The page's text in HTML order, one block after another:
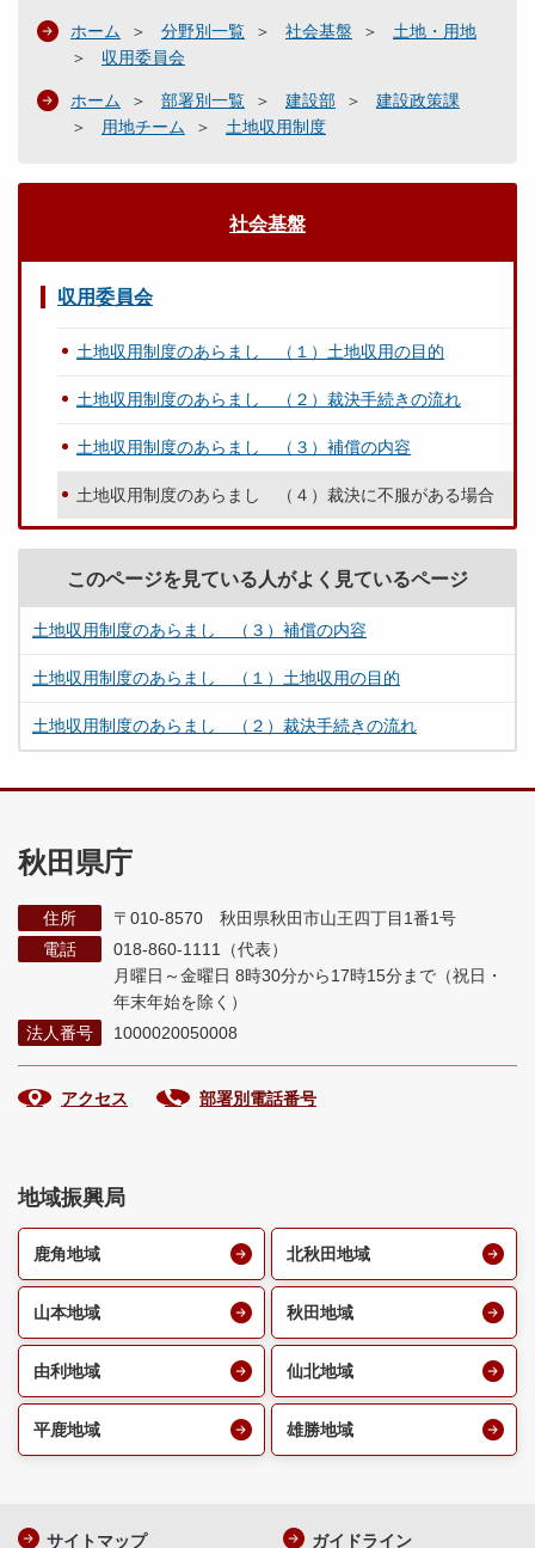
ホーム 分野別一覧 社会基盤
土地・用地
収用委員会
ホーム 部署別一覧 建設部
建設政策課
用地チーム
土地収用制度
社会基盤
収用委員会
土地収用制度のあらまし （１）土地収用の目的
土地収用制度のあらまし （２）裁決手続きの流れ
土地収用制度のあらまし （３）補償の内容
土地収用制度のあらまし （４）裁決に不服がある場合
このページを見ている人がよく見ているページ
土地収用制度のあらまし （３）補償の内容
土地収用制度のあらまし （１）土地収用の目的
土地収用制度のあらまし （２）裁決手続きの流れ
秋田県庁
住所
〒010-8570 秋田県秋田市山王四丁目1番1号
電話
018-860-1111（代表）
月曜日～金曜日 8時30分から17時15分まで （祝日・
年末年始を除く）
法人番号
1000020050008
アクセス 部署別電話番号
地域振興局
鹿角地域 北秋田地域
山本地域 秋田地域
由利地域 仙北地域
平鹿地域 雄勝地域
サイトマップ ガイドライン